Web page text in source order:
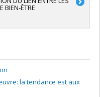
BIEN-ÊTRE
la tendance est aux